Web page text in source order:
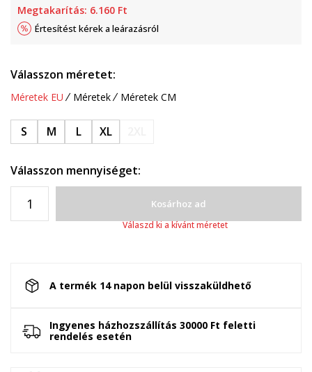
Megtakarítás: 6.160 Ft
Értesítést kérek a leárazásról
Válasszon méretet:
Méretek EU Méretek Méretek CM
S M L XL
Válasszon mennyiséget:
Kosárhoz ad
Válaszd ki a kívánt méretet
A termék 14 napon belül visszaküldhető
Ingyenes házhozszállítás 30000 Ft feletti
rendelés esetén